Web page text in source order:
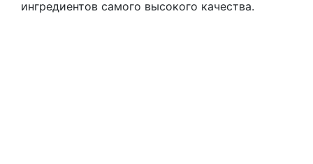
ингредиентов самого высокого качества.